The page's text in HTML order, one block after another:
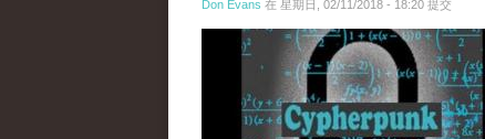
Don Evans 在 星期日, 02/11/2018 - 18:20 提交
wechatimg1424.jpeg